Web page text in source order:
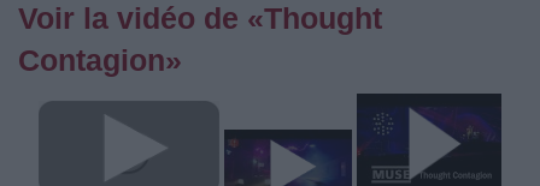
Voir la vidéo de «Thought
Contagion»